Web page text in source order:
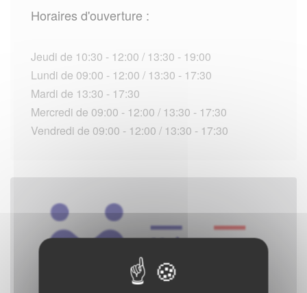
Horaires d'ouverture :
Jeudi de 10:30 - 12:00 / 13:30 - 19:00
Lundi de 09:00 - 12:00 / 13:30 - 17:30
Mardi de 13:30 - 17:30
Mercredi de 09:00 - 12:00 / 13:30 - 17:30
Vendredi de 09:00 - 12:00 / 13:30 - 17:30